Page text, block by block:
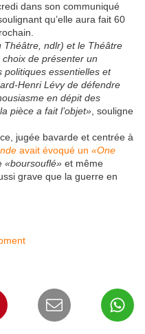
dans son communiqué
qu’elle aura fait 60
Théâtre, ndlr) et le Théâtre
choix de présenter un
politiques essentielles et
Henri Lévy de défendre
en dépit des
pièce a fait l’objet» , souligne
jugée bavarde et centrée à
avait évoqué un «One
«boursouflé» et même
grave que la guerre en